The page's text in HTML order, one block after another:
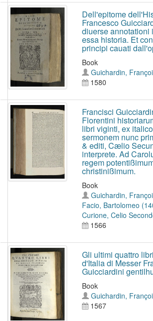
Dell'epitome
Francesco
diuerse annotationi
essa historia. Et
principi cauati
Book
Guichardin,
1580
Francisci
Florentini
libri viginti, ex
sermonem nunc
& editi, Cælio
interprete. Ad
regem
christinißimum.
Book
Guichardin,
Facio, Bartolomeo
Curione, Celio
1566
Gli ultimi quattro
d'Italia di Messer
Guicciardini
Book
Guichardin,
1567